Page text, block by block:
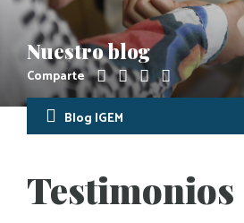
Nuestro blog
Comparte
Blog IGEM
Testimonios